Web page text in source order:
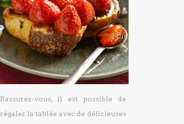
Rassurez-vous, il est possible de
régaler la tablée avec de délicieuses